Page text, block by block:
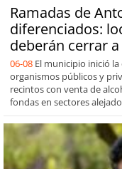
Ramadas de
diferenciados:
deberán cerrar
06-08 El municipio inició
organismos públicos y
recintos con venta de
fondas en sectores